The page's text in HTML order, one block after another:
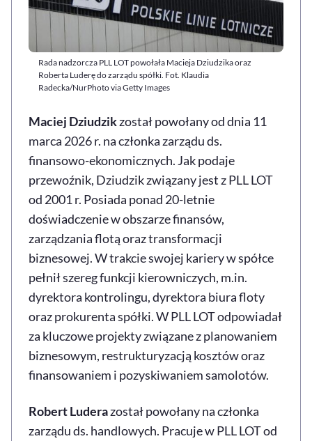
Rada nadzorcza PLL LOT powołała Macieja Dziudzika oraz
Roberta Luderę do zarządu spółki. Fot. Klaudia
Radecka/NurPhoto via Getty Images
Maciej Dziudzikzostał powołany od dnia 11
marca 2026 r. na członka zarządu ds.
finansowo-ekonomicznych. Jak podaje
przewoźnik, Dziudzik związany jest z PLL LOT
od 2001 r. Posiada ponad 20-letnie
doświadczenie w obszarze finansów,
zarządzania flotą oraz transformacji
biznesowej. W trakcie swojej kariery w spółce
pełnił szereg funkcji kierowniczych, m.in.
dyrektora kontrolingu, dyrektora biura floty
oraz prokurenta spółki. W PLL LOT odpowiadał
za kluczowe projekty związane z planowaniem
biznesowym, restrukturyzacją kosztów oraz
finansowaniem i pozyskiwaniem samolotów.
Robert Luderazostał powołany na członka
zarządu ds. handlowych. Pracuje w PLL LOT od